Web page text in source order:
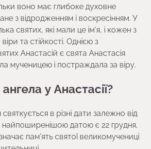
воно має глибоке духовне
з відродженням і воскресінням. У
святих, які мали це ім’я, і кожен з
та стійкості. Однією з
Анастасій є свята Анастасія
мученицею і постраждала за віру.
у Анастасії?
в різні дати залежно від
найпоширенішою датою є 22 грудня,
пам’ять святої великомучениці